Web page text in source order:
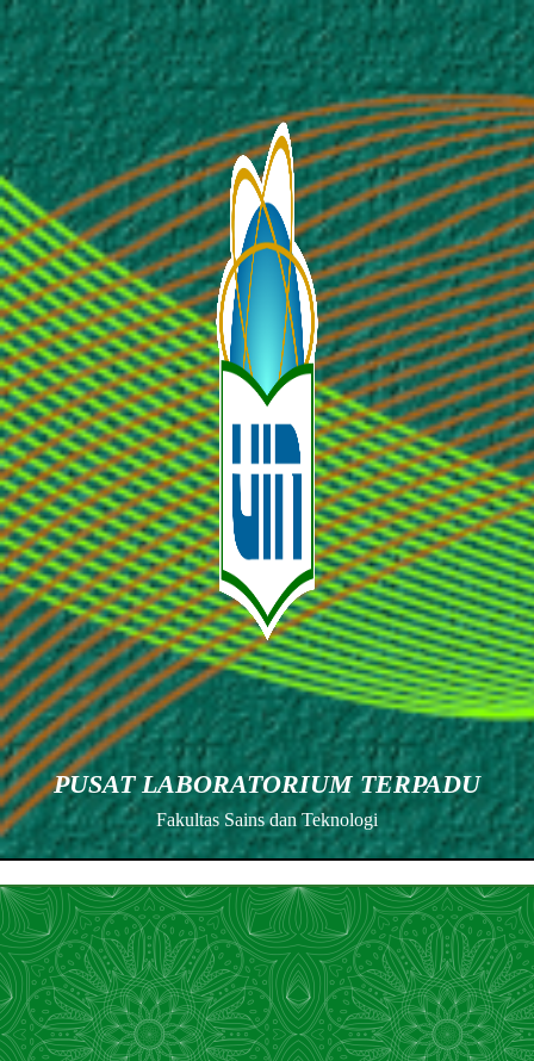
PUSAT LABORATORIUM TERPADU
Fakultas Sains dan Teknologi